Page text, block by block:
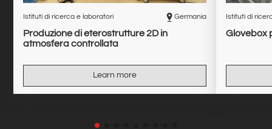
Istituti di ricerca e laboratori Germania
Produzione di eterostrutture 2D in
atmosfera controllata
Learn more
Istituti di
Glovebox